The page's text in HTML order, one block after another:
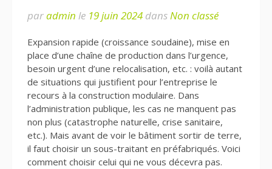
paradmin le 19 juin 2024 dansNon classé
Expansion rapide (croissance soudaine), mise en
place d’une chaîne de production dans l’urgence,
besoin urgent d’une relocalisation, etc. : voilà autant
de situations qui justifient pour l’entreprise le
recours à la construction modulaire. Dans
l’administration publique, les cas ne manquent pas
non plus (catastrophe naturelle, crise sanitaire,
etc.). Mais avant de voir le bâtiment sortir de terre,
il faut choisir un sous-traitant en préfabriqués. Voici
comment choisir celui qui ne vous décevra pas.